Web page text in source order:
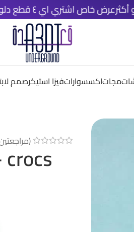
اي ٤ قطع دلوقتي و خد الخامسة مجانًا
مجاتاكسسواراتفيزا استيكرصمم